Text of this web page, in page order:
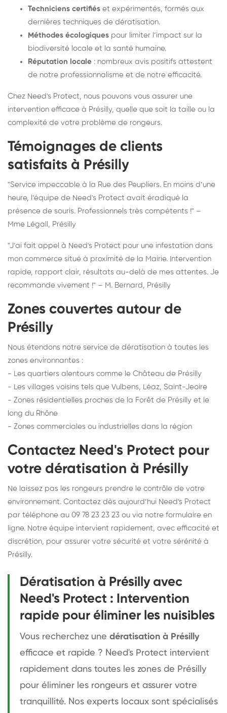
Techniciens certifiés et expérimentés, formés aux
dernières techniques de dératisation.
Méthodes écologiques pour limiter l’impact sur la
biodiversité locale et la santé humaine.
Réputation locale : nombreux avis positifs attestent
de notre professionnalisme et de notre efficacité.
Chez Need's Protect, nous pouvons vous assurer une
intervention efficace à Présilly, quelle que soit la taille ou la
complexité de votre problème de rongeurs.
Témoignages de clients
satisfaits à Présilly
"Service impeccable à la Rue des Peupliers. En moins d’une
heure, l’équipe de Need's Protect avait éradiqué la
présence de souris. Professionnels très compétents !" –
Mme Légall, Présilly
"J’ai fait appel à Need's Protect pour une infestation dans
mon commerce situé à proximité de la Mairie. Intervention
rapide, rapport clair, résultats au-delà de mes attentes. Je
recommande vivement !" – M. Bernard, Présilly
Zones couvertes autour de
Présilly
Nous étendons notre service de dératisation à toutes les
zones environnantes :
- Les quartiers alentours comme le Château de Présilly
- Les villages voisins tels que Vulbens, Léaz, Saint-Jeoire
- Zones résidentielles proches de la Forêt de Présilly et le
long du Rhône
- Zones commerciales ou industrielles dans la région
Contactez Need's Protect pour
votre dératisation à Présilly
Ne laissez pas les rongeurs prendre le contrôle de votre
environnement. Contactez dès aujourd’hui Need's Protect
par téléphone au 09 78 23 23 23 ou via notre formulaire en
ligne. Notre équipe intervient rapidement, avec efficacité et
discrétion, pour assurer votre sécurité et votre sérénité à
Présilly.
Dératisation à Présilly avec
Need's Protect : Intervention
rapide pour éliminer les nuisibles
Vous recherchez une dératisation à Présilly
efficace et rapide ? Need's Protect intervient
rapidement dans toutes les zones de Présilly
pour éliminer les rongeurs et assurer votre
tranquillité. Nos experts locaux sont spécialisés